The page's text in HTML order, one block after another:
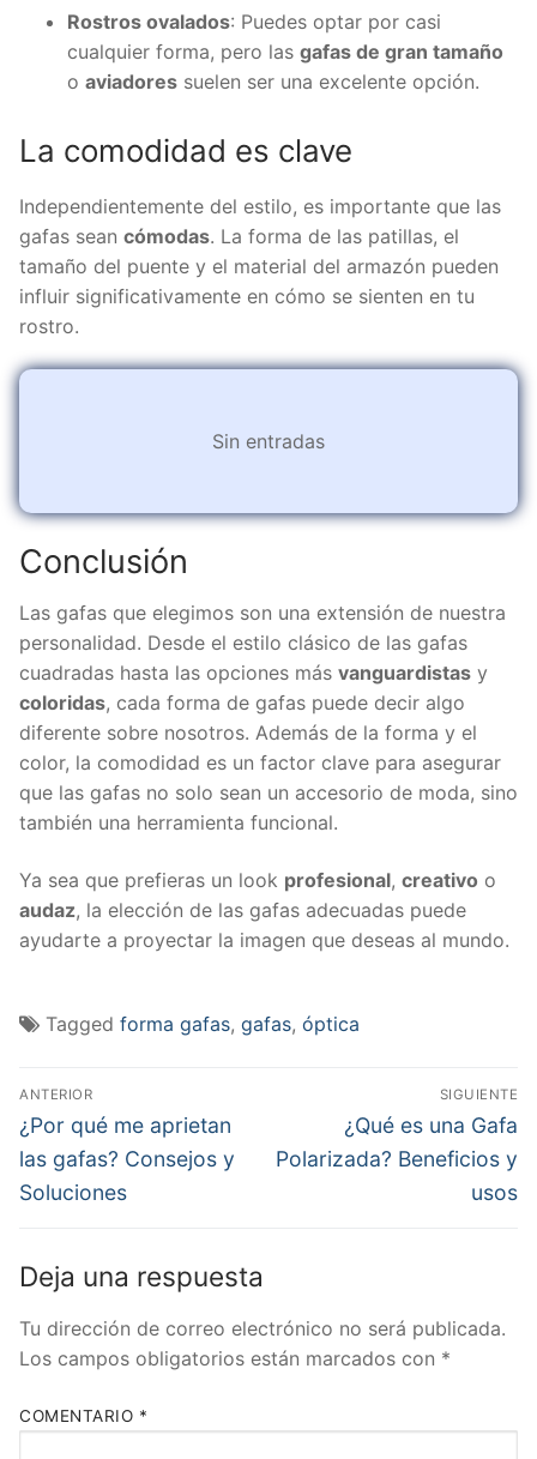
Rostros ovalados: Puedes optar por casi
cualquier forma, pero las gafas de gran tamaño
o aviadores suelen ser una excelente opción.
La comodidad es clave
Independientemente del estilo, es importante que las
gafas sean cómodas. La forma de las patillas, el
tamaño del puente y el material del armazón pueden
influir significativamente en cómo se sienten en tu
rostro.
Sin entradas
Conclusión
Las gafas que elegimos son una extensión de nuestra
personalidad. Desde el estilo clásico de las gafas
cuadradas hasta las opciones más vanguardistas y
coloridas, cada forma de gafas puede decir algo
diferente sobre nosotros. Además de la forma y el
color, la comodidad es un factor clave para asegurar
que las gafas no solo sean un accesorio de moda, sino
también una herramienta funcional.
Ya sea que prefieras un look profesional, creativo o
audaz, la elección de las gafas adecuadas puede
ayudarte a proyectar la imagen que deseas al mundo.
Tagged forma gafas, gafas, óptica
Navegación
de
entradas
ANTERIOR
Previous
post:
¿Por qué me aprietan
las gafas? Consejos y
Soluciones
SIGUIENTE
Next
post:
¿Qué es una Gafa
Polarizada? Beneficios y
usos
Deja una respuesta
Tu dirección de correo electrónico no será publicada.
Los campos obligatorios están marcados con *
COMENTARIO *